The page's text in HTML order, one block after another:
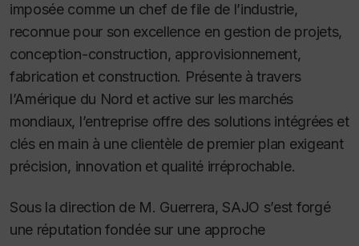
imposée comme un chef de file de l’industrie,
reconnue pour son excellence en gestion de projets,
conception-construction, approvisionnement,
fabrication et construction. Présente à travers
l’Amérique du Nord et active sur les marchés
mondiaux, l’entreprise offre des solutions intégrées et
clés en main à une clientèle de premier plan exigeant
précision, innovation et qualité irréprochable.
Sous la direction de M. Guerrera, SAJO s’est forgé
une réputation fondée sur une approche